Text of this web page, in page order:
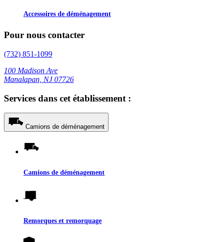
Accessoires de déménagement
Pour nous contacter
(732) 851-1099
100 Madison Ave
Manalapan, NJ 07726
Services dans cet établissement :
Camions de déménagement
Camions de déménagement
Remorques et remorquage